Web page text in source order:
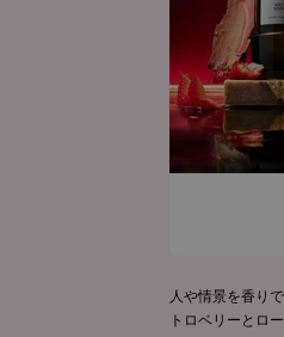
人や情景を香り
トロベリーとロ